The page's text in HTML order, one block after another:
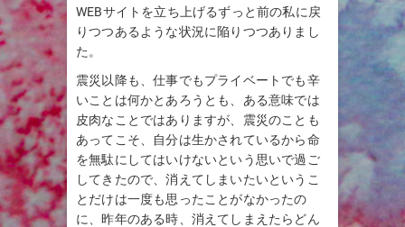
WEBサイトを立ち上げるずっと前の私に戻
りつつあるような状況に陥りつつありまし
た。
震災以降も、仕事でもプライベートでも辛
いことは何かとあろうとも、ある意味では
皮肉なことではありますが、震災のことも
あってこそ、自分は生かされているから命
を無駄にしてはいけないという思いで過ご
してきたので、消えてしまいたいというこ
とだけは一度も思ったことがなかったの
に、昨年のある時、消えてしまえたらどん